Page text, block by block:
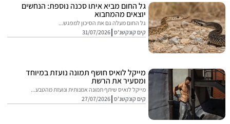
גל החום מביא איתו סכנה נוספת: הנחשים
יוצאים מהמחבוא
גל החום מעלה גם את הסיכון למפגש...
קים קונקשנ'ס 31/07/2026
מייקל לואיס חושף תמונה נועזת במיוחד
ומסעיר את הרשת
מייקל לואיס שיתף תמונה אמנותית ונועזת מהטבע...
קים קונקשנ'ס 27/07/2026